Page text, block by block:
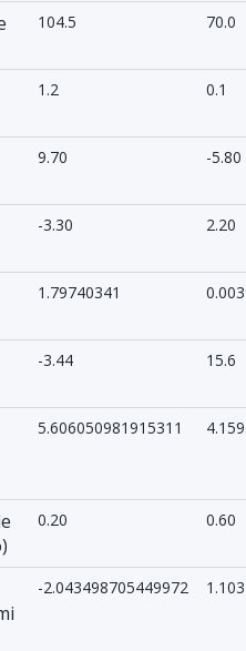
104.5 70.0
1.2 0.1
9.70 -5.80
-3.30 2.20
1.79740341
-3.44 15.6
5.606050981915311
0.20 0.60
-2.043498705449972